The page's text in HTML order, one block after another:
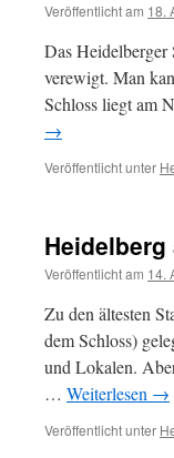
Veröffentlicht am 18.
Das Heidelberger
verewigt. Man
Schloss liegt am
→
Veröffentlicht unter
Veröffentlicht am 14.
Zu den ältesten
dem Schloss)
und Lokalen.
… Weiterlesen →
Veröffentlicht unter